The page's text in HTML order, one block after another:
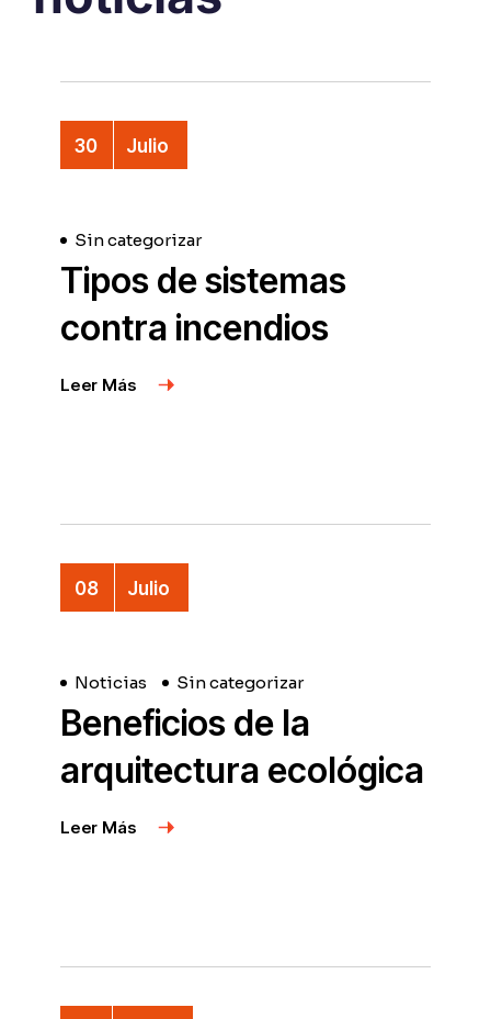
30 Julio
Sin categorizar
Tipos de sistemas
contra incendios
View More
08 Julio
Noticias Sin categorizar
Beneficios de la
arquitectura ecológica
View More